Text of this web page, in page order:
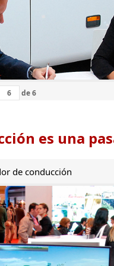
de6
es una
de conducción